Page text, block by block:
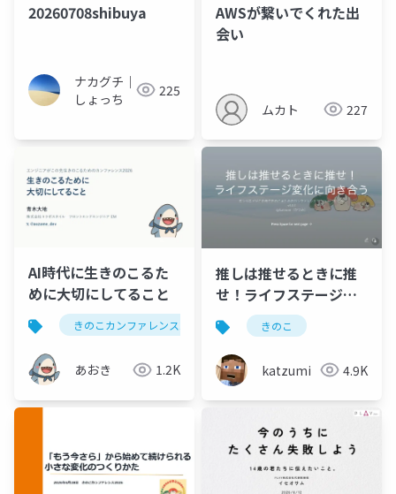
20260708shibuya
ナカグチ｜
しょっち
225
AWSが繋いでくれた出
会い
ムカト 227
AI時代に生きのこるた
めに大切にしてること
きのこカンファレンス2026
あおき 1.2K
推しは推せるときに推
せ！ライフステージ変
化に向き合う
きのこ
katzumi 4.9K